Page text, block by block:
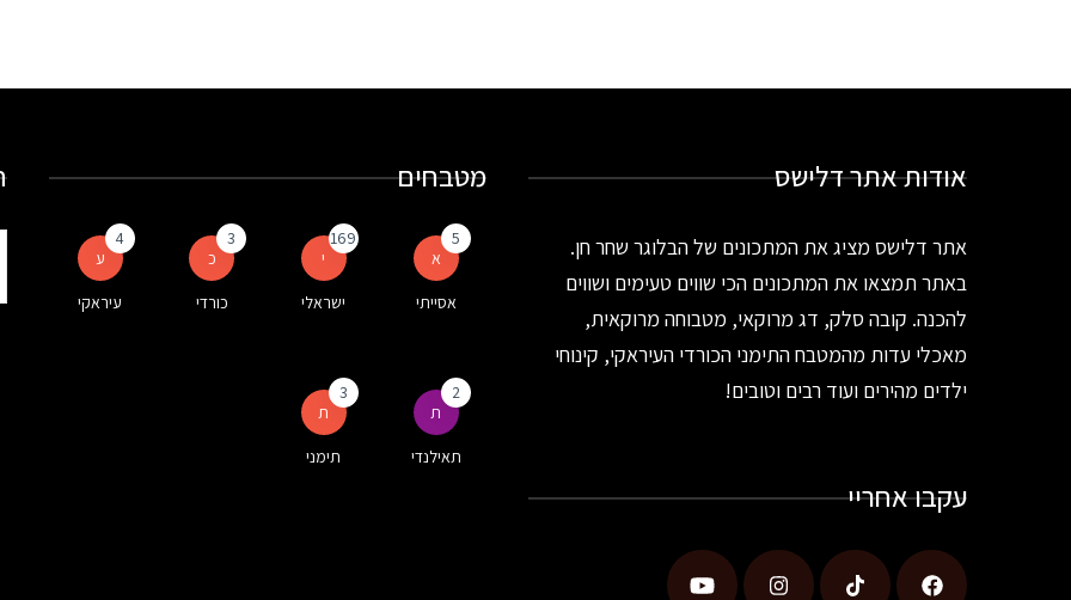
אודות אתר דלישס
אתר דלישס מציג את המתכונים של הבלוגר שחר חן.
באתר תמצאו את המתכונים הכי שווים טעימים ושווים
להכנה. קובה סלק, דג מרוקאי, מטבוחה מרוקאית,
מאכלי עדות מהמטבח התימני הכורדי העיראקי, קינוחי
ילדים מהירים ועוד רבים וטובים!
עקבו אחריי
מטבחים
א
5
אסייתי
י
169
ישראלי
כ
3
כורדי
ע
4
עיראקי
ת
2
תאילנדי
ת
3
תימני